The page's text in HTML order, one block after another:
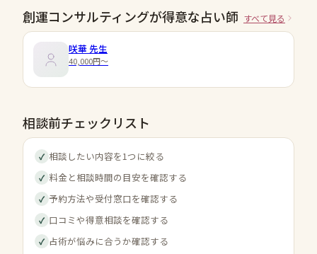
創運コンサルティングが得意な占い師 すべて見る
咲華先生
40,000円〜
相談前チェックリスト
✓ 相談したい内容を1つに絞る
✓ 料金と相談時間の目安を確認する
✓ 予約方法や受付窓口を確認する
✓ 口コミや得意相談を確認する
✓ 占術が悩みに合うか確認する